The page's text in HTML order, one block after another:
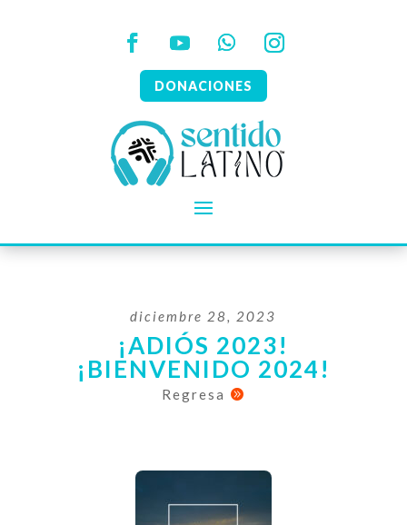
DONACIONES
diciembre 28, 2023
¡ADIÓS 2023!
¡BIENVENIDO 2024!
Regresa 